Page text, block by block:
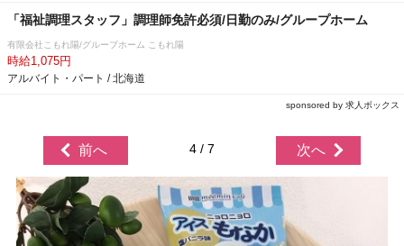
「福祉調理スタッフ」調理師免許必須/日勤のみ/グループホーム
有限会社こもれ陽/グループホーム こもれ陽
時給1,075円
アルバイト・パート / 北海道
sponsored by 求人ボックス
前へ 4 / 7 次へ